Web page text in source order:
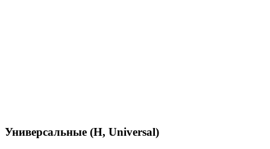
Универсальные (H, Universal)